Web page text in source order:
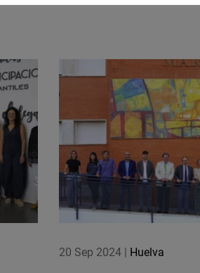
20 Sep 2024 Huelva